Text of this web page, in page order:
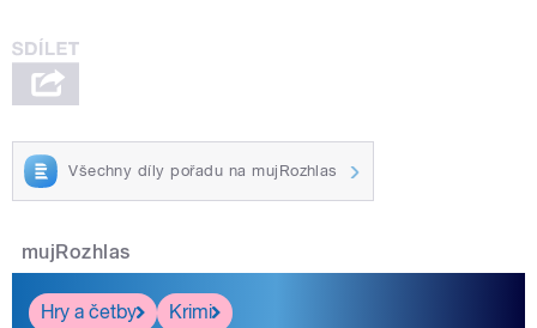
Všechny díly pořadu na mujRozhlas
mujRozhlas
Hry a četby
Krimi